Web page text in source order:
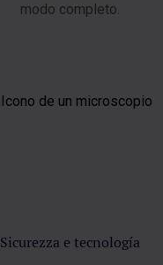
modo completo.
Sicurezza e tecnología